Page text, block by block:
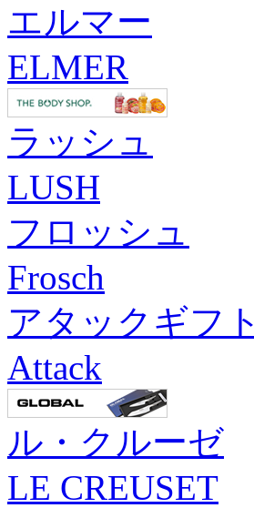
エルマー
ELMER
ラッシュ
LUSH
フロッシュ
Frosch
アタックギフト
Attack
ル・クルーゼ
LE CREUSET